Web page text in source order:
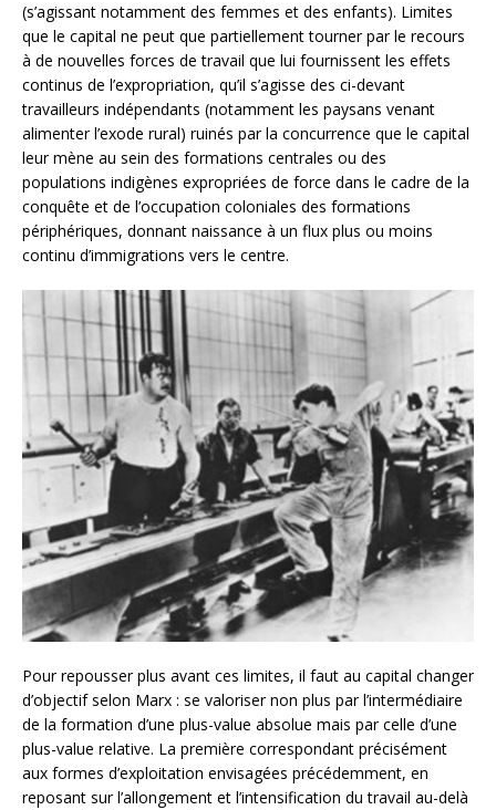
(s’agissant notamment des femmes et des enfants). Limites
que le capital ne peut que partiellement tourner par le recours
à de nouvelles forces de travail que lui fournissent les effets
continus de l’expropriation, qu’il s’agisse des ci-devant
travailleurs indépendants (notamment les paysans venant
alimenter l’exode rural) ruinés par la concurrence que le capital
leur mène au sein des formations centrales ou des
populations indigènes expropriées de force dans le cadre de la
conquête et de l’occupation coloniales des formations
périphériques, donnant naissance à un flux plus ou moins
continu d’immigrations vers le centre.
Pour repousser plus avant ces limites, il faut au capital changer
d’objectif selon Marx : se valoriser non plus par l’intermédiaire
de la formation d’une plus-value absolue mais par celle d’une
plus-value relative. La première correspondant précisément
aux formes d’exploitation envisagées précédemment, en
reposant sur l’allongement et l’intensification du travail au-delà